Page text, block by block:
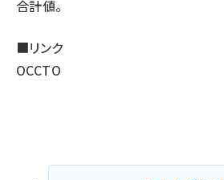
合計値。
■リンク
OCCTO